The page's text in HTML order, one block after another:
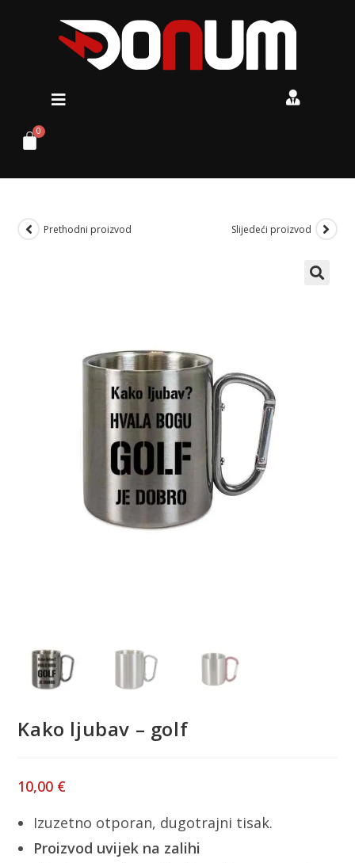
Prethodni proizvod Slijedeći proizvod
Kako ljubav – golf
10,00 €
Izuzetno otporan, dugotrajni tisak.
Proizvod uvijek na zalihi